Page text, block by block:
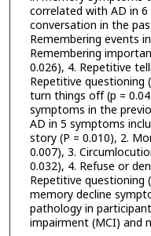
correlated with AD in 6
conversation in the
Remembering events
Remembering
0.026), 4. Repetitive
Repetitive questioning
turn things off (p =
symptoms in the
AD in 5 symptoms
story (P = 0.010), 2.
0.007), 3.
0.032), 4. Refuse or
Repetitive questioning
memory decline
pathology in
impairment (MCI) and